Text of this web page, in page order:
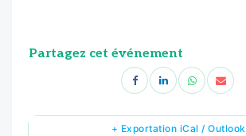
Partagez cet événement
+ Exportation iCal / Outlook